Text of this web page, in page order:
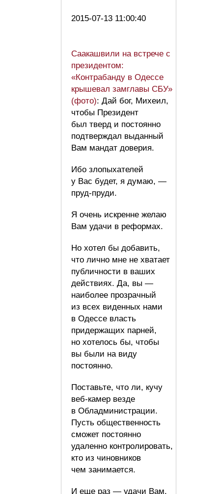
2015-07-13 11:00:40
Саакашвили на встрече с
президентом:
«Контрабанду в Одессе
крышевал замглавы СБУ»
(фото): Дай бог, Михеил,
чтобы Президент
был тверд и постоянно
подтверждал выданный
Вам мандат доверия.
Ибо злопыхателей
у Вас будет, я думаю, —
пруд-пруди.
Я очень искренне желаю
Вам удачи в реформах.
Но хотел бы добавить,
что лично мне не хватает
публичности в ваших
действиях. Да, вы —
наиболее прозрачный
из всех виденных нами
в Одессе власть
придержащих парней,
но хотелось бы, чтобы
вы были на виду
постоянно.
Поставьте, что ли, кучу
веб-камер везде
в Обладминистрации.
Пусть общественность
сможет постоянно
удаленно контролировать,
кто из чиновников
чем занимается.
И еще раз — удачи Вам.